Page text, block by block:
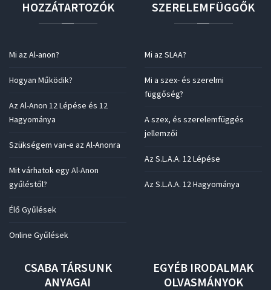
HOZZÁTARTOZÓK
Mi az Al-anon?
Hogyan Működik?
Az Al-Anon 12 Lépése és 12
Hagyománya
Szükségem van-e az Al-Anonra
Mit várhatok egy Al-Anon
gyűléstől?
Élő Gyűlések
Online Gyűlések
SZERELEMFÜGGŐK
Mi az SLAA?
Mi a szex- és szerelmi
függőség?
A szex, és szerelemfüggés
jellemzői
Az S.L.A.A. 12 Lépése
Az S.L.A.A. 12 Hagyománya
CSABA TÁRSUNK
ANYAGAI
EGYÉB IRODALMAK
OLVASMÁNYOK